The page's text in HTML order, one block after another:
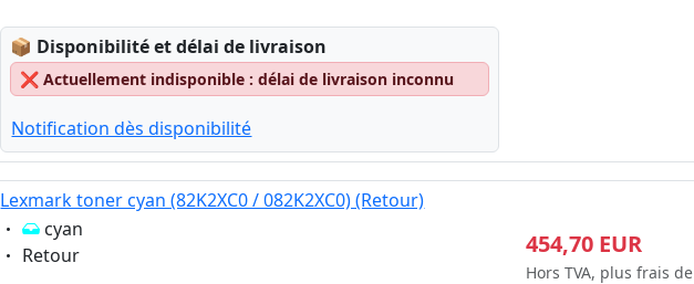
📦 Lagerstatus:
Disponibilité et délai de livraison
❌ Actuellement indisponible : délai de livraison inconnu
Notification dès disponibilité
Lexmark toner cyan (82K2XC0 / 082K2XC0) (Retour)
Eigenschaft:
cyan
Eigenschaft:
Retour 454,70 EUR
Hors TVA, plus frais de